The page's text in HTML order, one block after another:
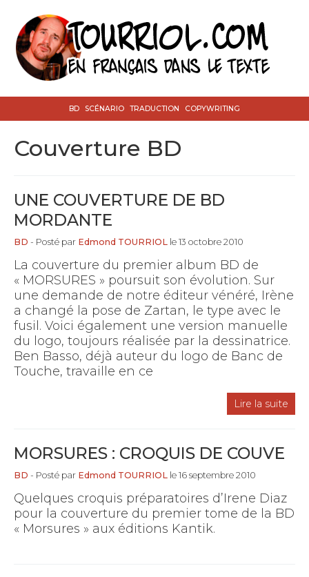
BD SCÉNARIO TRADUCTION COPYWRITING
couverture BD
UNE COUVERTURE DE BD
MORDANTE
BD - Posté par Edmond TOURRIOL le 13 octobre 2010
La couverture du premier album BD de
« MORSURES » poursuit son évolution. Sur
une demande de notre éditeur vénéré, Irène
a changé la pose de Zartan, le type avec le
fusil. Voici également une version manuelle
du logo, toujours réalisée par la dessinatrice.
Ben Basso, déjà auteur du logo de Banc de
Touche, travaille en ce
Lire la suite
MORSURES : CROQUIS DE COUVE
BD - Posté par Edmond TOURRIOL le 16 septembre 2010
Quelques croquis préparatoires d’Irene Diaz
pour la couverture du premier tome de la BD
« Morsures » aux éditions Kantik.